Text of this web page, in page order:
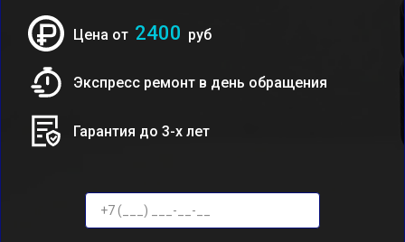
Цена от 2400 руб
Экспресс ремонт в день обращения
Гарантия до 3-х лет